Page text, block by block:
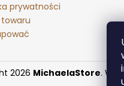
prywatności
2026 MichaelaStore.